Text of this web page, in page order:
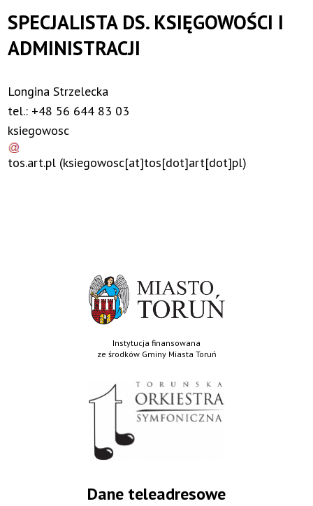
SPECJALISTA DS. KSIĘGOWOŚCI I
ADMINISTRACJI
Longina Strzelecka
tel.: +48 56 644 83 03
ksiegowosc
tos.art.pl (ksiegowosc[at]tos[dot]art[dot]pl)
Instytucja finansowana
ze środków Gminy Miasta Toruń
Dane teleadresowe